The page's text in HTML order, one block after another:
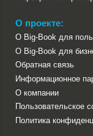
О проекте:
О Big-Book для
О Big-Book для
Обратная связь
Информационное
О компании
Пользовательское
Политика